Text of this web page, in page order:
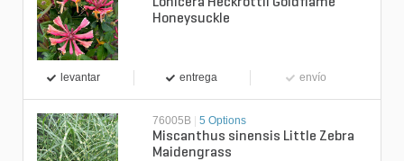
Honeysuckle
levantar entrega envío
76005B 5 Options
Miscanthus sinensis Little Zebra
Maidengrass